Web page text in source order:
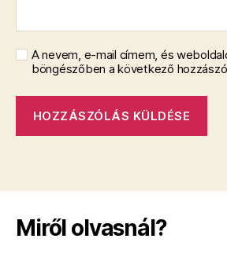
A nevem, e-mail címem, és
böngészőben a következő
Miről olvasnál?